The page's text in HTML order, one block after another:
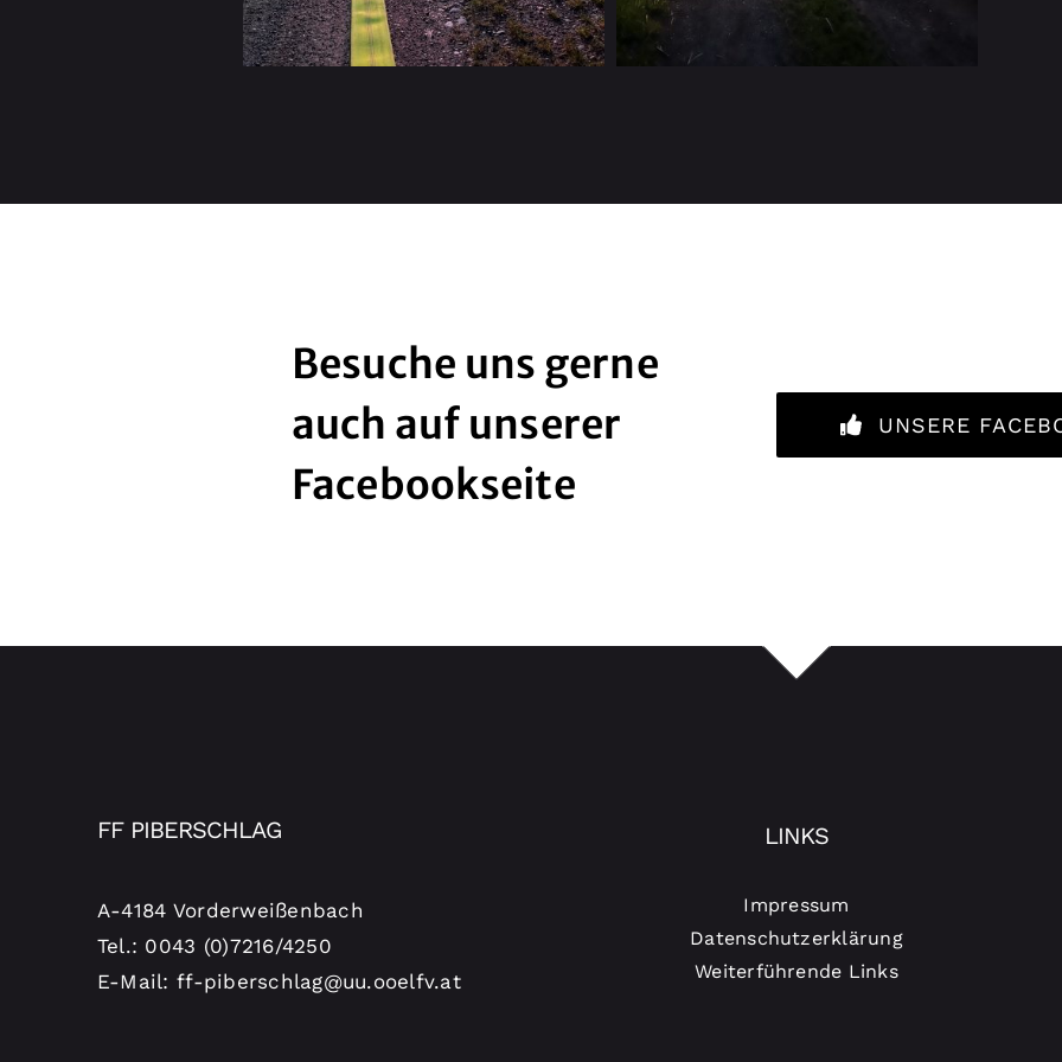
Besuche uns gerne
auch auf unserer
Facebookseite
UNSERE
FF PIBERSCHLAG
A-4184 Vorderweißenbach
Tel.: 0043 (0)7216/4250
E-Mail: ff-piberschlag@uu.ooelfv.at
LINKS
Impressum
Datenschutzerklärung
Weiterführende Links